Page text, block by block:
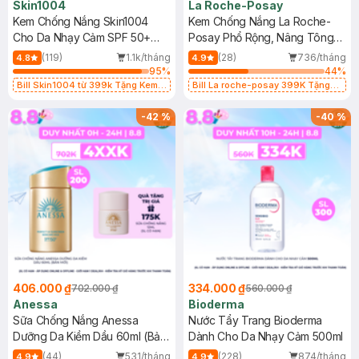
Skin1004
Kem Chống Nắng Skin1004
Cho Da Nhạy Cảm SPF 50+
50ml
4.8 (119)
1.1k/tháng
95%
Bill Skin1004 từ 399k Tặng Kem
SPF 50+ 20ml (SL Có Hạn)
La Roche-Posay
Kem Chống Nắng La Roche-
Posay Phổ Rộng, Nâng Tông
Kiềm Dầu 50ml
4.9 (28)
736/tháng
44%
Bill La roche-posay 399K Tặng
(SL có hạn)
-42%
406.000 ₫702.000 ₫
Anessa
Sữa Chống Nắng Anessa
Dưỡng Da Kiềm Dầu 60ml (Bản
Mới)
4.9 (44) 531/tháng
-40%
334.000 ₫560.000 ₫
Bioderma
Nước Tẩy Trang Bioderma
Dành Cho Da Nhạy Cảm 500ml
4.9 (228) 874/tháng